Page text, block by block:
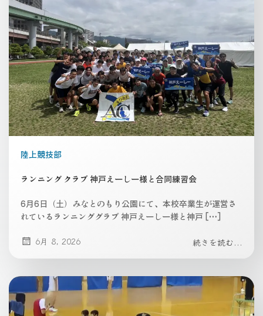
陸上競技部
ランニング クラブ 神戸えーしー様と合同練習会
6月6日（土）みなとのもり公園にて、本校卒業生が運営さ
れているランニンググラブ 神戸えーしー様と神戸 […]
6月 8, 2026 続きを読む...